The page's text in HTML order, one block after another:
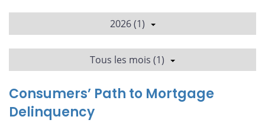
2026 (1)
Tous les mois (1)
Consumers’ Path to Mortgage
Delinquency